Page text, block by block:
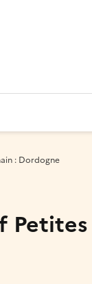
: Dordogne